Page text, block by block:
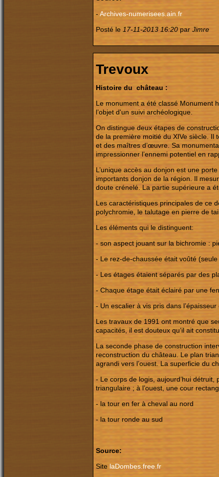
- Archives-numerisees.ain.fr
Posté le 17-11-2013 16:20 par Jimre
Trevoux
Histoire du château :
Le monument a été classé Monument
l’objet d'un suivi archéologique.
On distingue deux étapes de
de la première moitié du XIVe siècle. Il
et des maîtres d’œuvre. Sa
impressionner l’ennemi potentiel en
L’unique accès au donjon est une
importants donjon de la région. Il
doute crénelé. La partie supérieure a
Les caractéristiques principales de ce
polychromie, le talutage en pierre de
Les éléments qui le distinguent:
- son aspect jouant sur la bichromie :
- Le rez-de-chaussée était voûté
- Les étages étaient séparés par des
- Chaque étage était éclairé par une
- Un escalier à vis pris dans
Les travaux de 1991 ont montré que
capacités, il est douteux qu’il ait
La seconde phase de construction
reconstruction du château. Le plan
agrandi vers l’ouest. La superficie du
- Le corps de logis, aujourd’hui
triangulaire ; à l’ouest, une cour
- la tour en fer à cheval au nord
- la tour ronde au sud
Source:
Site laDombes.free.fr